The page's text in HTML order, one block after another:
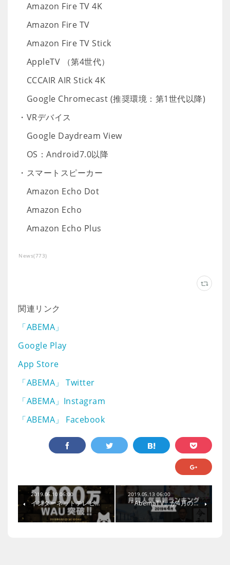
Amazon Fire TV 4K
Amazon Fire TV
Amazon Fire TV Stick
AppleTV （第4世代）
CCCAIR AIR Stick 4K
Google Chromecast (推奨環境：第1世代以降)
・VRデバイス
Google Daydream View
OS：Android7.0以降
・スマートスピーカー
Amazon Echo Dot
Amazon Echo
Amazon Echo Plus
News(773)
関連リンク
「ABEMA」
Google Play
App Store
「ABEMA」 Twitter
「ABEMA」Instagram
「ABEMA」 Facebook
2019.06.10 06:00
インターネットテレビ…
2019.05.13 06:00
「AbemaTV」が4月の…